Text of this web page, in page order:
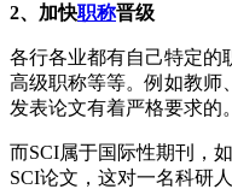
2、加快职称晋级
各行各业都有自己特定的
高级职称等等。例如教师
发表论文有着严格要求的。
而SCI属于国际性期刊，
SCI论文，这对一名科研